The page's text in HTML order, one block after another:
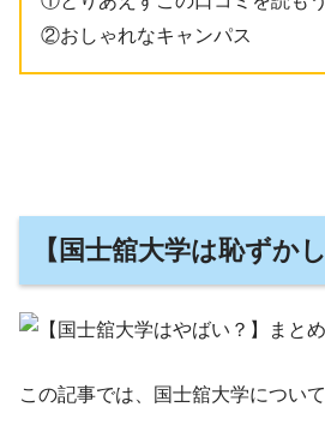
②おしゃれなキャンパス
【国士舘大学は恥ずか
この記事では、国士舘大学につい